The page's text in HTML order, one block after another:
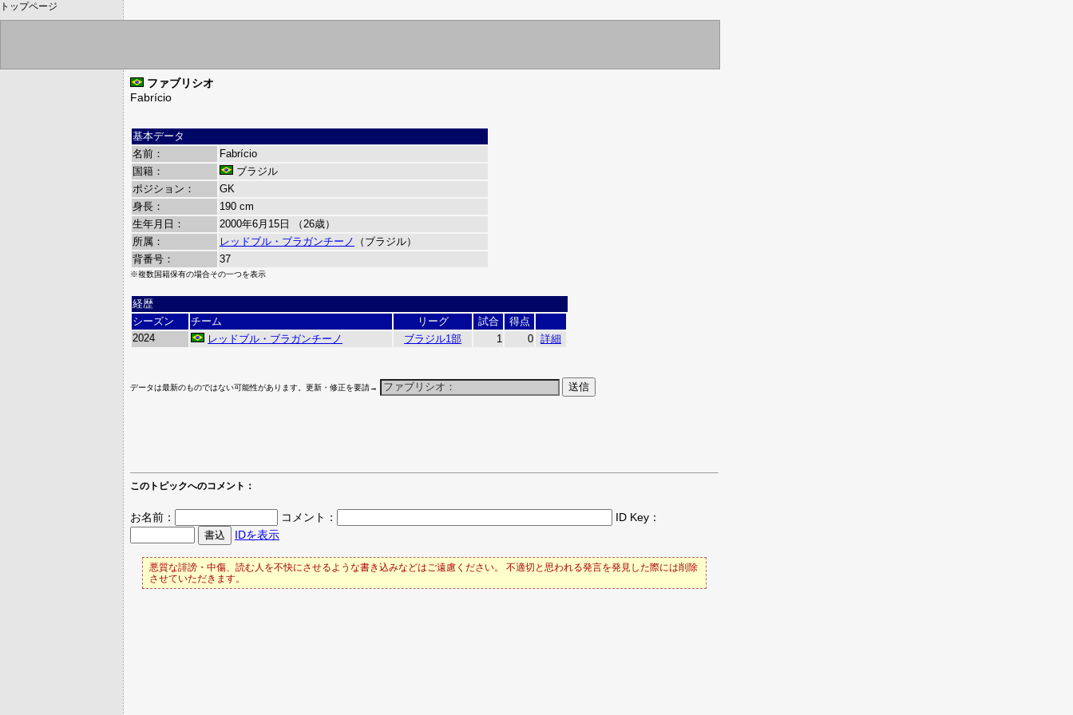
トップページ
ファブリシオ
Fabrício
基本データ
名前：
Fabrício
国籍：
ブラジル
ポジション：
GK
身長：
190 cm
生年月日：
2000年6月15日 （26歳）
所属：
レッドブル・ブラガンチーノ
（ブラジル）
背番号：
37
※複数国籍保有の場合その一つを表示
経歴
シーズン
チーム リーグ 試合
得点
2024
レッドブル・ブラガンチーノ ブラジル1部 1 0 詳細
データは最新のものではない可能性があります。更新・修正を要請→
このトピックへのコメント：
お名前： コメント：
ID Key：
IDを表示
悪質な誹謗・中傷、読む人を不快にさせるような書き込みなどはご遠慮ください。 不適切と思われる発言を発見した際には削除
させていただきます。